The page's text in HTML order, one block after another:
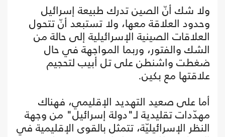
ولا شك أنّ الصين تدرك طبيعة إسرائيل
وحدود العلاقة معها، ولا تستبعد أنّ تتحول
العلاقات الصينية الإسرائيلية إلى حالة من
الشك والفتور، وربما المواجهة في حال
ضغطت واشنطن على تل أبيب لتحجيم
علاقتها مع بكين.
أما على صعيد التهديد الإقليمي، فهناك
مهدّدات تقليدية لـ"دولة إسرائيل" من وجهة
النظر الإسرائيليّة، تتمثل بالقوى الإقليمية في